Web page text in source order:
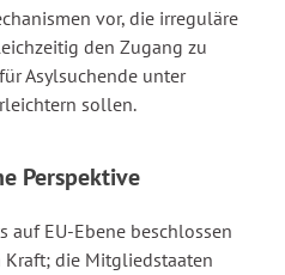
vor, die irreguläre
den Zugang zu
Asylsuchende unter
sollen.
Perspektive
auf EU-Ebene beschlossen
die Mitgliedstaaten